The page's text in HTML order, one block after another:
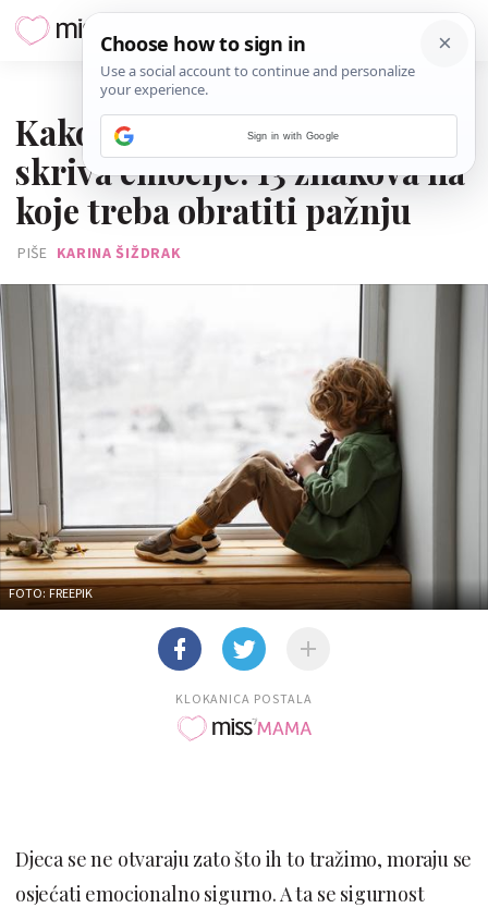
Kako prepoznati kada dijete
skriva emocije: 13 znakova na
koje treba obratiti pažnju
PIŠE KARINA ŠIŽDRAK
FOTO: FREEPIK
KLOKANICA POSTALA
Djeca se ne otvaraju zato što ih to tražimo, moraju se
osjećati emocionalno sigurno. A ta se sigurnost
Sign in with Google